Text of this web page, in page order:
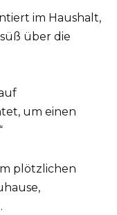
im Haushalt,
über die
um einen
plötzlichen